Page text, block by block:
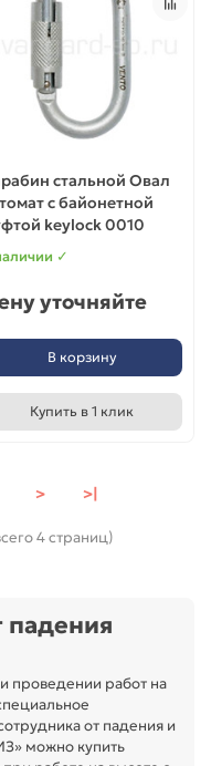
стальной Овал
с байонетной
keylock 0010
✓
уточняйте
В корзину
Купить в 1 клик
> >|
4 страниц)
проведении работ на
от падения и
можно купить